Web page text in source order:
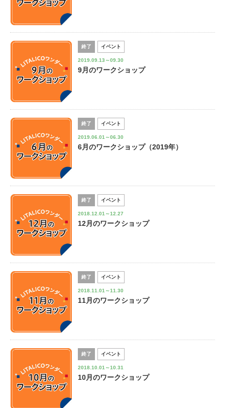
終了 イベント
2019.09.13～09.30
9月のワークショップ
終了 イベント
2019.06.01～06.30
6月のワークショップ（2019年）
終了 イベント
2018.12.01～12.27
12月のワークショップ
終了 イベント
2018.11.01～11.30
11月のワークショップ
終了 イベント
2018.10.01～10.31
10月のワークショップ